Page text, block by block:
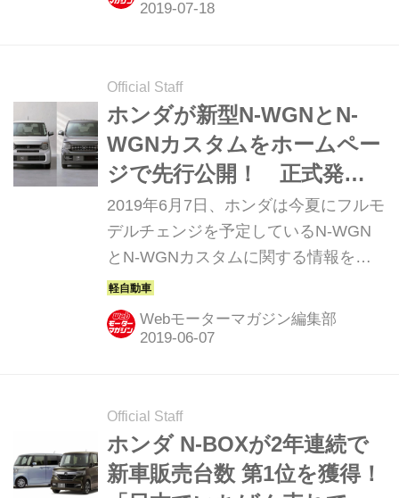
Official Staff
ホンダが新型N-WGNとN-
WGNカスタムをホームペー
ジで先行公開！ 正式発表
は7月中旬!?
2019年6月7日、ホンダは今夏にフルモ
デルチェンジを予定しているN-WGN
とN-WGNカスタムに関する情報を、
ホームページで先行公開した。（タイ
トル写真左がN-WGN、右がN-WGNカ
スタム）
Webモーターマガジン編集部
Official Staff
ホンダ N-BOXが2年連続で
新車販売台数 第1位を獲得！